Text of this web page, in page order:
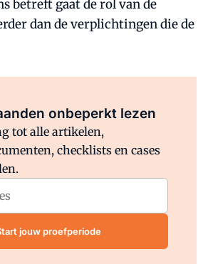
betreft gaat de rol van de
dan de verplichtingen die de
onbeperkt lezen
tot alle artikelen,
checklists en cases
jouw proefperiode